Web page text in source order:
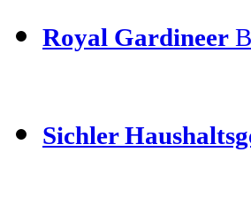
Royal Gardineer
Sichler